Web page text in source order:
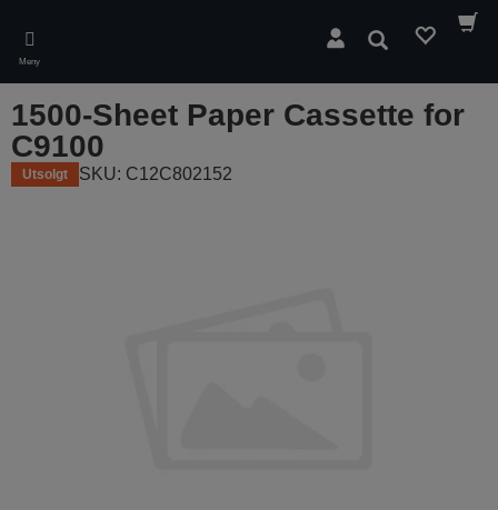
main
content
Meny
Søk
1500-Sheet Paper Cassette for
C9100
Utsolgt SKU: C12C802152